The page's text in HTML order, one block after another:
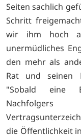
Seiten sachlich
Schritt
wir ihm hoch
unermüdliches
den mehr als
Rat und seinen
"Sobald eine
die Öffentlichkeit